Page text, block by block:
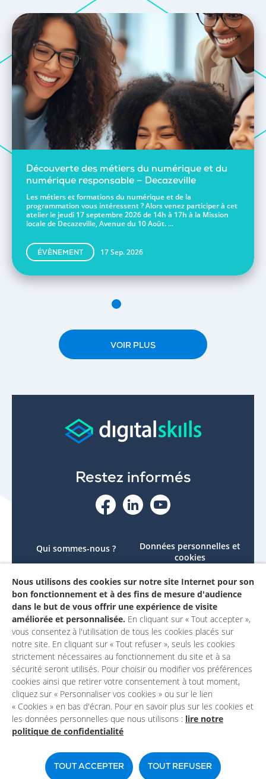
Découverte des métiers du numérique et du
numérique responsable – Decazeville
Les métiers et formations du numérique et de la
programmation vous intéressent ? Alors venez participer à cet
atelier le jeudi 17 septembre 2026 de 14h à 17h à la Mission
locale de Decazeville, Avenue du 10 Août. ...
ÉVÈNEMENT 17 Sep. 2026
VOIR PLUS
Restez informés
Qui sommes-nous ?
Le projet
Contactez-nous
Mon compte
Données personnelles et
cookies
Accessibilité : non
conforme
Mentions légales
Un site du
Nous utilisons des cookies sur notre site Internet pour son
bon fonctionnement et à des fins de mesure d'audience
dans le but de vous offrir une expérience de visite
améliorée et personnalisée. En cliquant sur « Tout accepter »,
vous consentez à l'utilisation de tous les cookies placés sur
notre site. En cliquant sur « Tout refuser », seuls les cookies
strictement nécessaires au fonctionnement du site et à sa
sécurité seront utilisés. Pour choisir ou modifier vos préférences
cookies ainsi que retirer votre consentement à tout moment,
cliquez sur « Personnaliser vos cookies » ou sur le lien
« Cookies » en bas d'écran. Pour en savoir plus sur les cookies et
les données personnelles que nous utilisons : lire notre
politique de confidentialité
TOUT ACCEPTER TOUT REFUSER